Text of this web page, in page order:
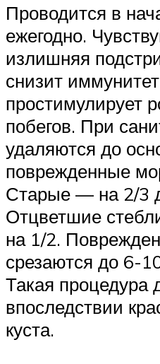
Проводится в
ежегодно.
излишняя
снизит
простимулирует
побегов. При
удаляются до
поврежденные
Старые — на 2/3
Отцветшие
на 1/2.
срезаются до 6-
Такая процедура
впоследствии
куста.